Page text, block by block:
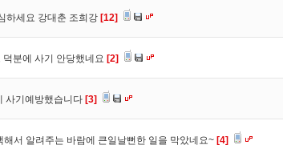
하세요 강대춘 조희강 [12]
분에 사기 안당했네요 [2]
사기예방했습니다 [3]
서 알려주는 바람에 큰일날뻔한 일을 막았네요~ [4]